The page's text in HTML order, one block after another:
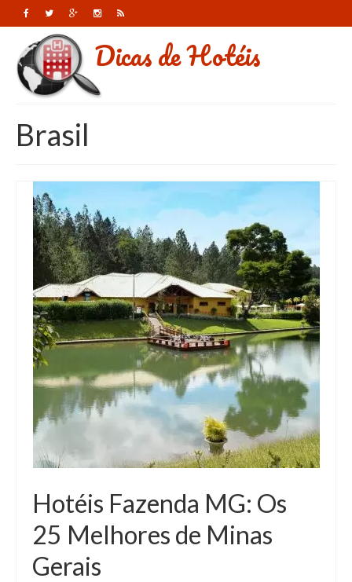
Dicas de Hotéis
Brasil
Hotéis Fazenda MG: Os
25 Melhores de Minas
Gerais